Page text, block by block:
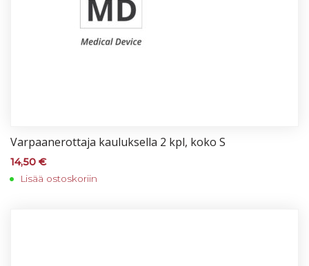
Var­paa­ne­rot­ta­ja kau­luk­sel­la 2 kpl, ko­ko S
14,50 €
Lisää ostoskoriin